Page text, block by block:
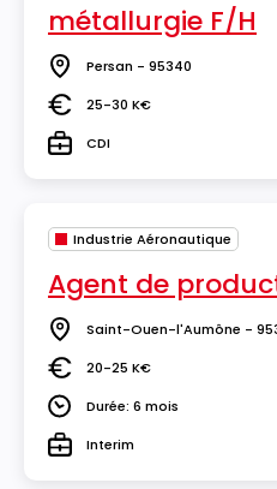
métallurgie F/H
Lieu Persan - 95340
Salaire25-30 K€
TypeCDI
Industrie Aéronautique
Agent de
Lieu Saint-Ouen-l'Aumône -
Salaire20-25 K€
DuréeDurée: 6 mois
TypeInterim